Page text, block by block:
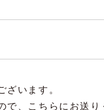
ざいます。
で、こちらにお送り